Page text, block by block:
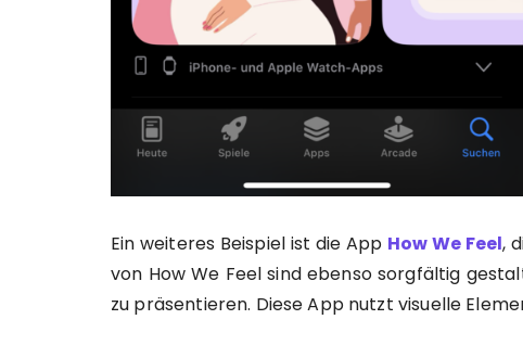
Ein weiteres Beispiel ist die App How We Feel,
von How We Feel sind ebenso sorgfältig
zu präsentieren. Diese App nutzt visuelle